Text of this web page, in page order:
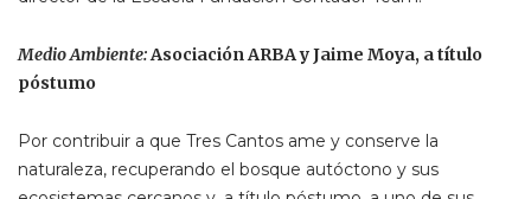
Medio Ambiente:Asociación ARBA y Jaime Moya, a título
póstumo
Por contribuir a que Tres Cantos ame y conserve la
naturaleza, recuperando el bosque autóctono y sus